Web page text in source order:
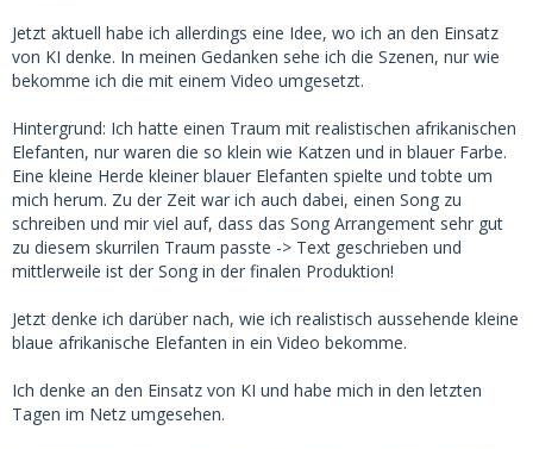
Jetzt aktuell habe ich allerdings eine Idee, wo ich an den Einsatz
von KI denke. In meinen Gedanken sehe ich die Szenen, nur wie
bekomme ich die mit einem Video umgesetzt.
Hintergrund: Ich hatte einen Traum mit realistischen afrikanischen
Elefanten, nur waren die so klein wie Katzen und in blauer Farbe.
Eine kleine Herde kleiner blauer Elefanten spielte und tobte um
mich herum. Zu der Zeit war ich auch dabei, einen Song zu
schreiben und mir viel auf, dass das Song Arrangement sehr gut
zu diesem skurrilen Traum passte -> Text geschrieben und
mittlerweile ist der Song in der finalen Produktion!
Jetzt denke ich darüber nach, wie ich realistisch aussehende kleine
blaue afrikanische Elefanten in ein Video bekomme.
Ich denke an den Einsatz von KI und habe mich in den letzten
Tagen im Netz umgesehen.